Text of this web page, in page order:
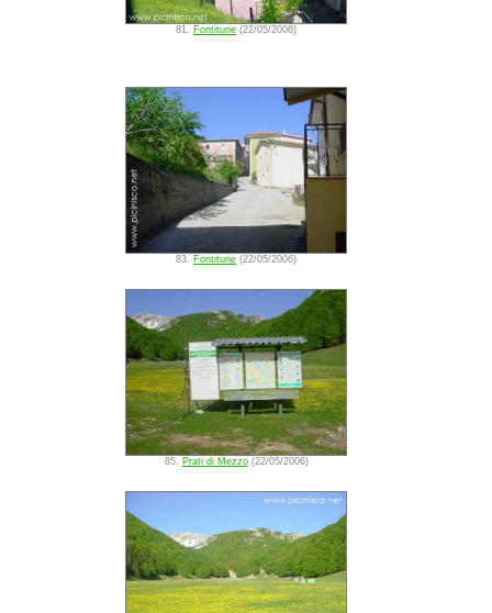
81. Fontitune (22/05/2006)
83. Fontitune (22/05/2006)
85. Prati di Mezzo(22/05/2006)